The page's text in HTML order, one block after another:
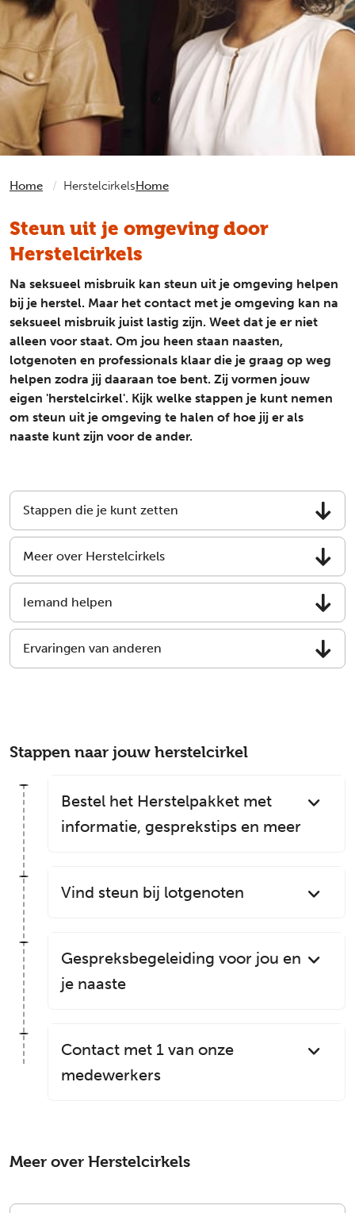
Home HerstelcirkelsHome
Steun uit je omgeving door
Herstelcirkels
Na seksueel misbruik kan steun uit je omgeving helpen
bij je herstel. Maar het contact met je omgeving kan na
seksueel misbruik juist lastig zijn. Weet dat je er niet
alleen voor staat. Om jou heen staan naasten,
lotgenoten en professionals klaar die je graag op weg
helpen zodra jij daaraan toe bent. Zij vormen jouw
eigen 'herstelcirkel'. Kijk welke stappen je kunt nemen
om steun uit je omgeving te halen of hoe jij er als
naaste kunt zijn voor de ander.
Stappen die je kunt zetten
Meer over Herstelcirkels
Iemand helpen
Ervaringen van anderen
Stappen naar jouw herstelcirkel
Bestel het Herstelpakket met
informatie, gesprekstips en meer
Vind steun bij lotgenoten
Gespreksbegeleiding voor jou en
je naaste
Contact met 1 van onze
medewerkers
Meer over Herstelcirkels